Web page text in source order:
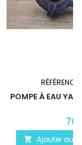
RÉFÉRENCE:
POMPE À EAU
 Ajouter au